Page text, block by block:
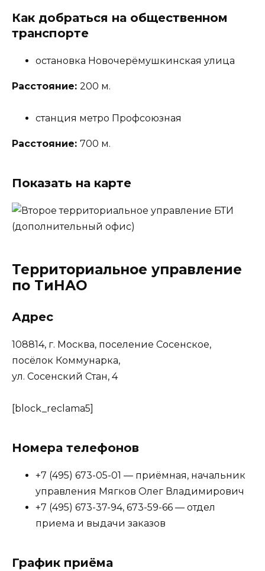
Как добраться на общественном
транспорте
остановка Новочерёмушкинская улица
Расстояние: 200 м.
станция метро Профсоюзная
Расстояние: 700 м.
Показать на карте
Территориальное управление
по ТиНАО
Адрес
108814, г. Москва, поселение Сосенское,
посёлок Коммунарка,
ул. Сосенский Стан, 4
[block_reclama5]
Номера телефонов
+7 (495) 673-05-01 — приёмная, начальник
управления Мягков Олег Владимирович
+7 (495) 673-37-94, 673-59-66 — отдел
приема и выдачи заказов
График приёма